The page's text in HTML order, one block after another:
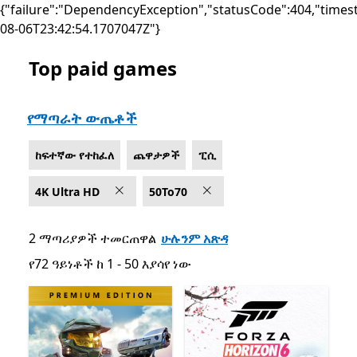
08-06T23:42:54.1707047Z"}
List Microsoft.com
Top paid games
የማጣራት ውጤቶች
ከፍተኛው የተከፈለ ጨዋታዎች ፒሲ
4K Ultra HD 50To70
2 ማጣሪያዎች ተመርጠዋል ሁሉንም አጽዳ
የ72 ዓይነቶች ከ 1 - 50 እያሳየ ነው
የ72 ዓይነቶች ከ 1 - 50 እያሳየ ነው